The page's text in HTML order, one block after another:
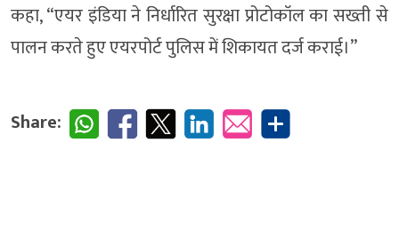
कहा, “एयर इंडिया ने निर्धारित सुरक्षा प्रोटोकॉल का सख्ती से
पालन करते हुए एयरपोर्ट पुलिस में शिकायत दर्ज कराई।”
Share: